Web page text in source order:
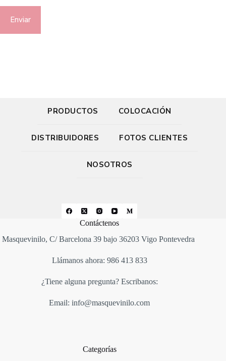
Enviar
PRODUCTOS COLOCACIÓN
DISTRIBUIDORES FOTOS CLIENTES
NOSOTROS
Contáctenos
Masquevinilo, C/ Barcelona 39 bajo 36203 Vigo Pontevedra
Llámanos ahora: 986 413 833
¿Tiene alguna pregunta? Escribanos:
Email: info@masquevinilo.com
Categorías